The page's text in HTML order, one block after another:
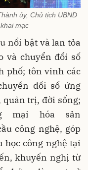
ủy, Chủ tịch UBND
mạc
nổi bật và lan tỏa
và chuyển đổi số
phố; tôn vinh các
đổi số ứng
quản trị, đời sống;
mại hóa sản
công nghệ, góp
học công nghệ tại
khuyến nghị từ